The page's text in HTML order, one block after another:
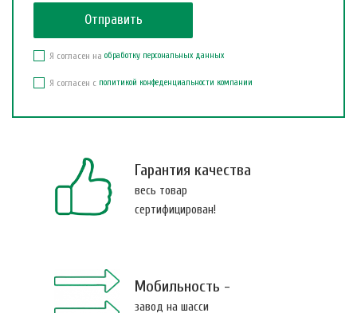
Я согласен на обработку персональных данных
Я согласен с политикой конфеденциальности компании
Гарантия качества
весь товар
сертифицирован!
Мобильность -
завод на шасси